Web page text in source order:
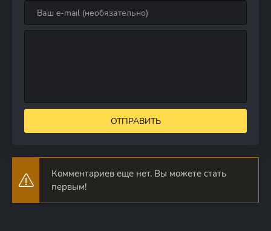
ОТПРАВИТЬ
Комментариев еще нет. Вы можете стать
первым!